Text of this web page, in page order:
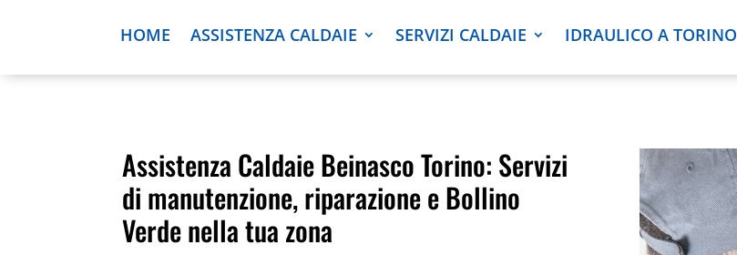
HOME ASSISTENZA CALDAIE SERVIZI CALDAIE IDRAULICO A TORINO
Assistenza Caldaie Beinasco Torino: Servizi
di manutenzione, riparazione e Bollino
Verde nella tua zona